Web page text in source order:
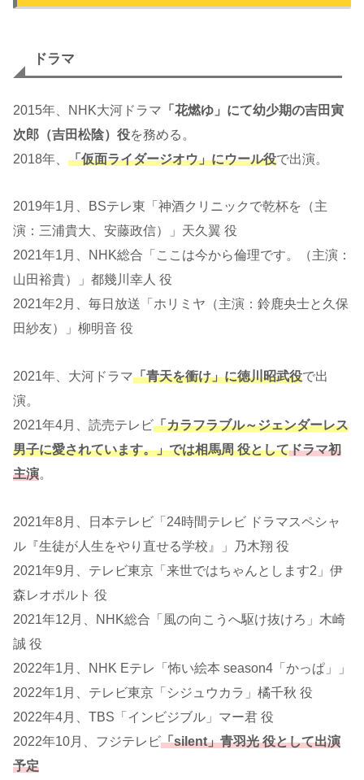
ドラマ
2015年、NHK大河ドラマ 「花燃ゆ」にて幼少期の吉田寅
次郎（吉田松陰）役を務める。
2018年、 「仮面ライダージオウ」にウール役で出演。
2019年1月、BSテレ東「神酒クリニックで乾杯を（主
演：三浦貴大、安藤政信）」天久翼 役
2021年1月、NHK総合「ここは今から倫理です。（主演：
山田裕貴）」都幾川幸人 役
2021年2月、毎日放送「ホリミヤ（主演：鈴鹿央士と久保
田紗友）」柳明音 役
2021年、大河ドラマ「青天を衝け」に徳川昭武役で出
演。
2021年4月、読売テレビ「カラフラブル～ジェンダーレス
男子に愛されています。」では相馬周 役としてドラマ初
主演。
2021年8月、日本テレビ「24時間テレビ ドラマスペシャ
ル『生徒が人生をやり直せる学校』」乃木翔 役
2021年9月、テレビ東京「来世ではちゃんとします2」伊
森レオポルト 役
2021年12月、NHK総合「風の向こうへ駆け抜けろ」木崎
誠 役
2022年1月、NHK Eテレ「怖い絵本 season4「かっぱ」」
2022年1月、テレビ東京「シジュウカラ」橘千秋 役
2022年4月、TBS「インビジブル」マー君 役
2022年10月、フジテレビ「silent」青羽光 役として出演
予定